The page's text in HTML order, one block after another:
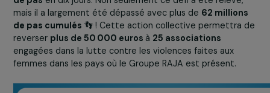
Plus de 62 millions de pas pour la solidarité
L’Opération Podomètrea vu les collaborateurs du
RAJA se mobiliser pour atteindre l’objectif de
de pasen dix jours. Non seulement ce défi a été relevé,
mais il a largement été dépassé avec plus de
de pas cumulés👣 ! Cette action collective permettra